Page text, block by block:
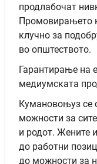
продлабочат
Промовирањето
клучно за
во општеството.
Гарантирање на
медиумската
Кумановоњуз се
можности за
и родот. Жените
до работни
до можности за